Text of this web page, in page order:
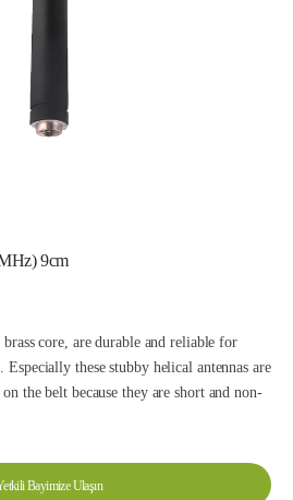
9cm
core, are durable and reliable for
these stubby helical antennas are
the belt because they are short and non-
Bayimize Ulaşın